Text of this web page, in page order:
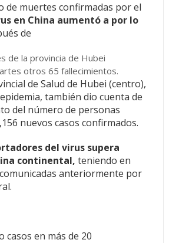
de muertes confirmadas por el
en China aumentó a por lo
de
de la provincia de Hubei
otros 65 fallecimientos.
de Salud de Hubei (centro),
también dio cuenta de
del número de personas
nuevos casos confirmados.
del virus supera
continental, teniendo en
anteriormente por
casos en más de 20